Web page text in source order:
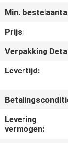
NEEM
CONTACT
MET
OP
NIEUWS
Min.
Prijs:
Verpakking
Levertijd:
Levering
vermogen: